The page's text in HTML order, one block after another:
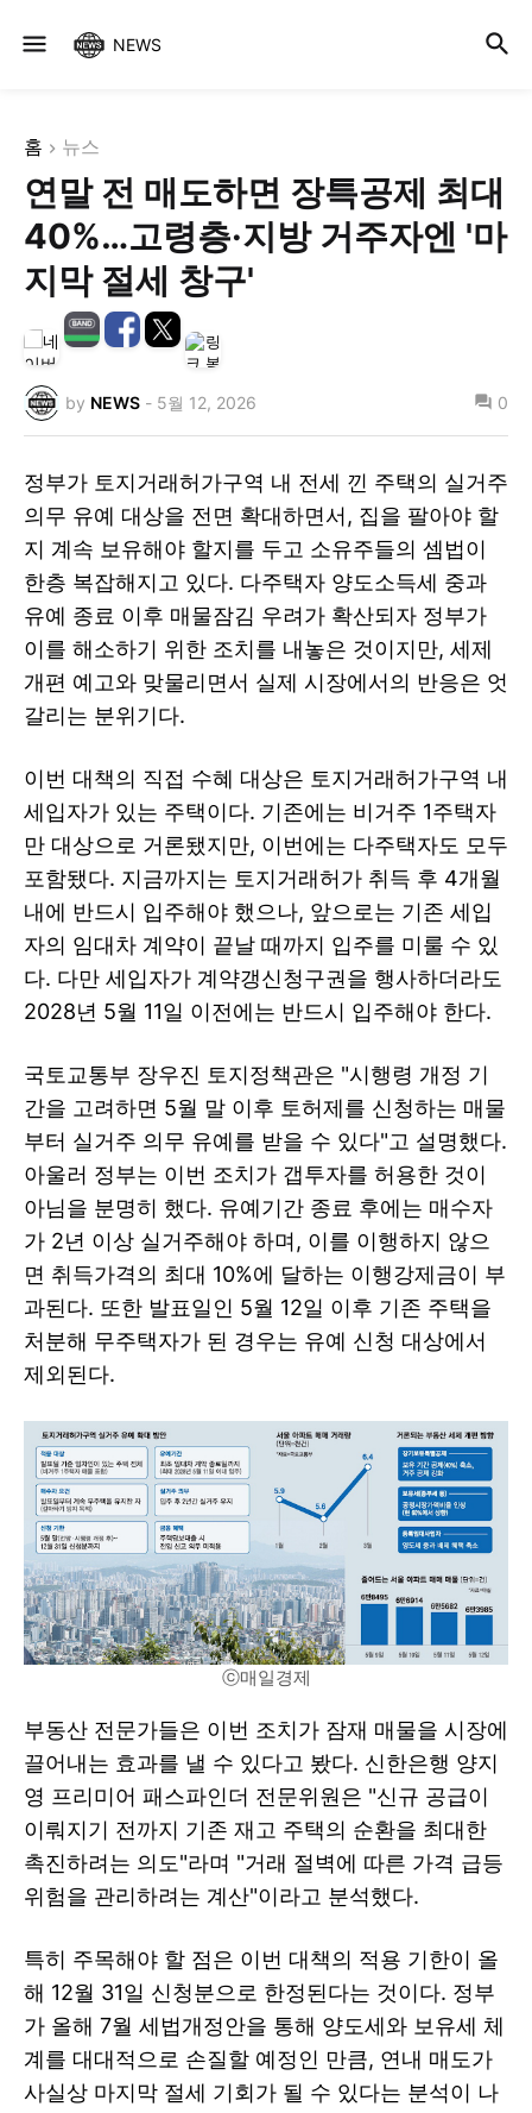
NEWS
홈 뉴스
연말 전 매도하면 장특공제 최대
40%…고령층·지방 거주자엔 '마
지막 절세 창구'
by NEWS - 5월 12, 2026 0
정부가 토지거래허가구역 내 전세 낀 주택의 실거주
의무 유예 대상을 전면 확대하면서, 집을 팔아야 할
지 계속 보유해야 할지를 두고 소유주들의 셈법이
한층 복잡해지고 있다. 다주택자 양도소득세 중과
유예 종료 이후 매물잠김 우려가 확산되자 정부가
이를 해소하기 위한 조치를 내놓은 것이지만, 세제
개편 예고와 맞물리면서 실제 시장에서의 반응은 엇
갈리는 분위기다.
이번 대책의 직접 수혜 대상은 토지거래허가구역 내
세입자가 있는 주택이다. 기존에는 비거주 1주택자
만 대상으로 거론됐지만, 이번에는 다주택자도 모두
포함됐다. 지금까지는 토지거래허가 취득 후 4개월
내에 반드시 입주해야 했으나, 앞으로는 기존 세입
자의 임대차 계약이 끝날 때까지 입주를 미룰 수 있
다. 다만 세입자가 계약갱신청구권을 행사하더라도
2028년 5월 11일 이전에는 반드시 입주해야 한다.
국토교통부 장우진 토지정책관은 "시행령 개정 기
간을 고려하면 5월 말 이후 토허제를 신청하는 매물
부터 실거주 의무 유예를 받을 수 있다"고 설명했다.
아울러 정부는 이번 조치가 갭투자를 허용한 것이
아님을 분명히 했다. 유예기간 종료 후에는 매수자
가 2년 이상 실거주해야 하며, 이를 이행하지 않으
면 취득가격의 최대 10%에 달하는 이행강제금이 부
과된다. 또한 발표일인 5월 12일 이후 기존 주택을
처분해 무주택자가 된 경우는 유예 신청 대상에서
제외된다.
ⓒ매일경제
부동산 전문가들은 이번 조치가 잠재 매물을 시장에
끌어내는 효과를 낼 수 있다고 봤다. 신한은행 양지
영 프리미어 패스파인더 전문위원은 "신규 공급이
이뤄지기 전까지 기존 재고 주택의 순환을 최대한
촉진하려는 의도"라며 "거래 절벽에 따른 가격 급등
위험을 관리하려는 계산"이라고 분석했다.
특히 주목해야 할 점은 이번 대책의 적용 기한이 올
해 12월 31일 신청분으로 한정된다는 것이다. 정부
가 올해 7월 세법개정안을 통해 양도세와 보유세 체
계를 대대적으로 손질할 예정인 만큼, 연내 매도가
사실상 마지막 절세 기회가 될 수 있다는 분석이 나